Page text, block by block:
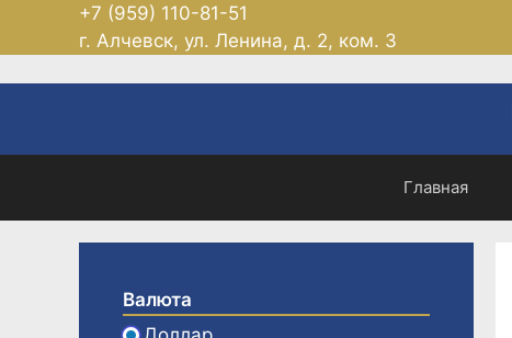
+7 (959) 110-81-51
г. Алчевск, ул. Ленина, д. 2, ком. 3
Главная
Валюта